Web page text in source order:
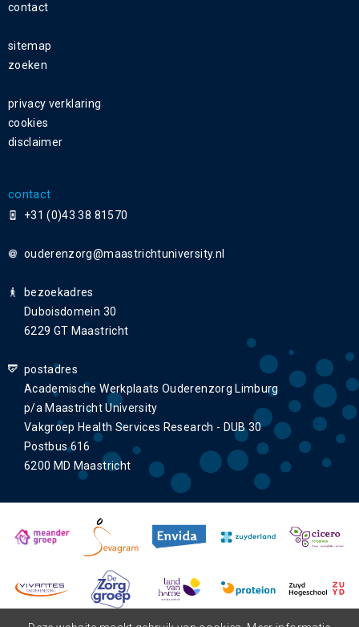
contact
sitemap
zoeken
privacy verklaring
cookies
disclaimer
contact
+31 (0)43 38 81570
ouderenzorg
bezoekadres
Duboisdomein 30
6229 GT Maastricht
postadres
Academische Werkplaats Ouderenzorg Limburg
p/a Maastricht University
Vakgroep Health Services Research - DUB 30
Postbus 616
6200 MD Maastricht